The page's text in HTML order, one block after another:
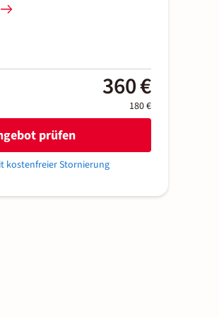
360 €
180 €
prüfen
kostenfreier Stornierung